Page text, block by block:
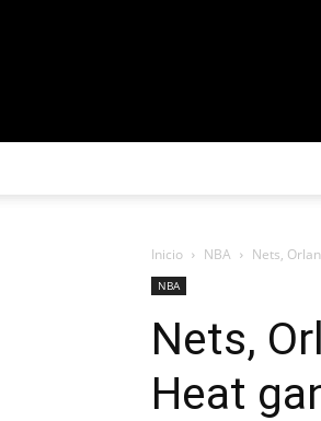
Inicio NBA Nets,
NBA
Nets,
Heat